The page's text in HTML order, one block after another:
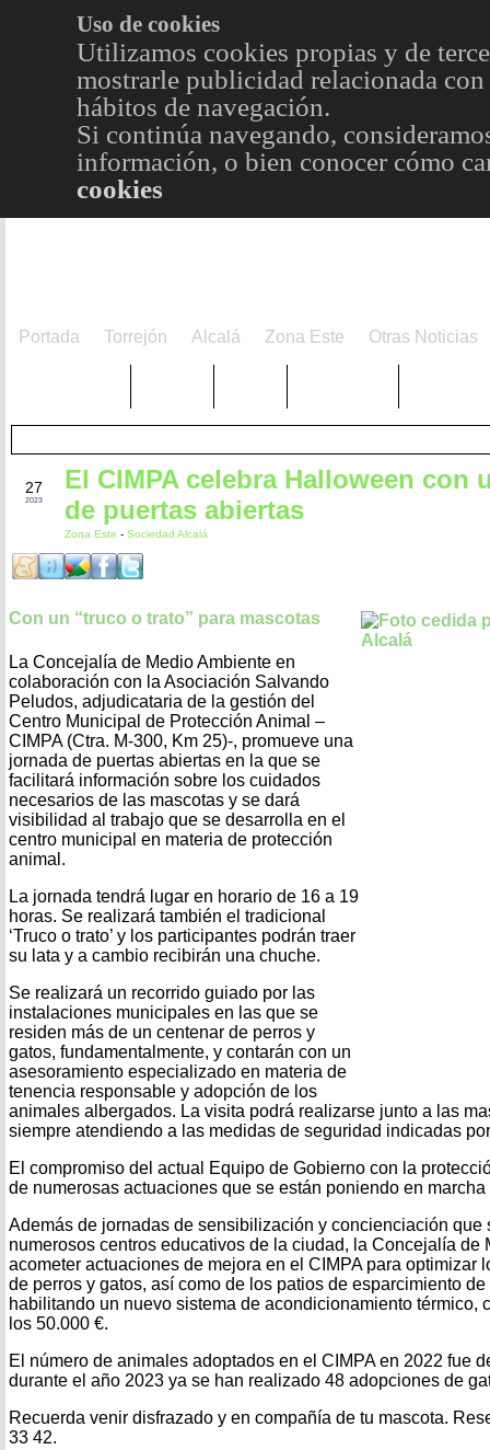
Uso de cookies
Utilizamos cookies propias y de
mostrarle publicidad relacionada
hábitos de navegación.
Si continúa navegando,
información, o bien conocer cómo
cookies
Portada Torrejón Alcalá Zona Este Otras Noticias
27
2023
El CIMPA celebra Halloween con
de puertas abiertas
Zona Este - Sociedad Alcalá
Con un “truco o trato” para mascotas
La Concejalía de Medio Ambiente en
colaboración con la Asociación Salvando
Peludos, adjudicataria de la gestión del
Centro Municipal de Protección Animal –
CIMPA (Ctra. M-300, Km 25)-, promueve una
jornada de puertas abiertas en la que se
facilitará información sobre los cuidados
necesarios de las mascotas y se dará
visibilidad al trabajo que se desarrolla en el
centro municipal en materia de protección
animal.
La jornada tendrá lugar en horario de 16 a 19
horas. Se realizará también el tradicional
‘Truco o trato’ y los participantes podrán traer
su lata y a cambio recibirán una chuche.
Se realizará un recorrido guiado por las
instalaciones municipales en las que se
residen más de un centenar de perros y
gatos, fundamentalmente, y contarán con un
asesoramiento especializado en materia de
tenencia responsable y adopción de los
animales albergados. La visita podrá realizarse junto a las
siempre atendiendo a las medidas de seguridad indicadas
El compromiso del actual Equipo de Gobierno con la
de numerosas actuaciones que se están poniendo en
Además de jornadas de sensibilización y concienciación que
numerosos centros educativos de la ciudad, la Concejalía de
acometer actuaciones de mejora en el CIMPA para optimizar
de perros y gatos, así como de los patios de esparcimiento
habilitando un nuevo sistema de acondicionamiento térmico,
los 50.000 €.
El número de animales adoptados en el CIMPA en 2022 fue
durante el año 2023 ya se han realizado 48 adopciones de
Recuerda venir disfrazado y en compañía de tu mascota.
33 42.